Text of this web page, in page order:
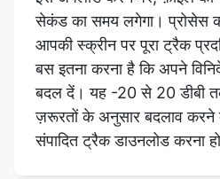
बदल दें। यह -20 से 20 डीबी
ज़रूरतों के अनुसार बदलाव
संपादित ट्रैक डाउनलोड करना
क्या बास बूस्टर का उपयोग